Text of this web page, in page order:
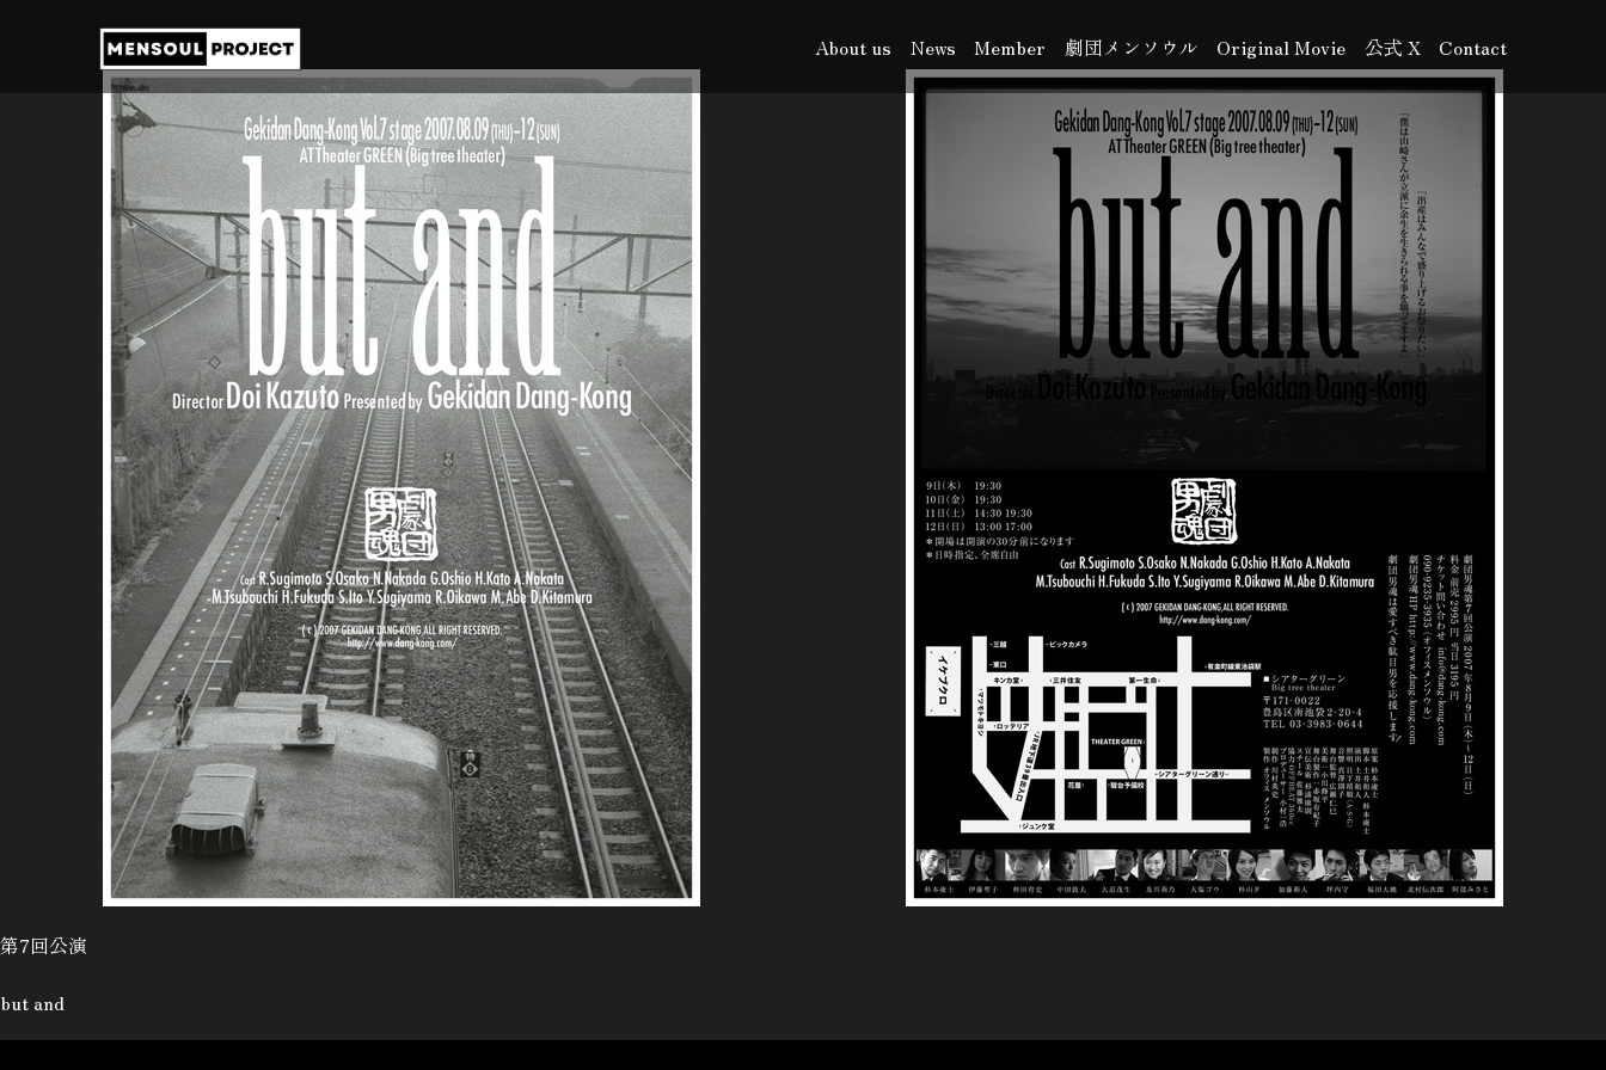
About us News Member 劇団メンソウル Original Movie 公式 X Contact
第7回公演
but and